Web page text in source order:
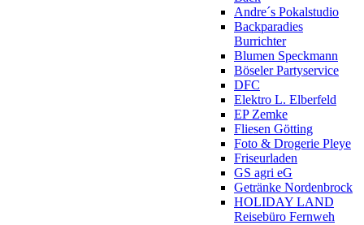
Andre´s Pokalstudio
Backparadies
Burrichter
Blumen Speckmann
Böseler Partyservice
DFC
Elektro L. Elberfeld
EP Zemke
Fliesen Götting
Foto & Drogerie Pleye
Friseurladen
GS agri eG
Getränke Nordenbrock
HOLIDAY LAND
Reisebüro Fernweh